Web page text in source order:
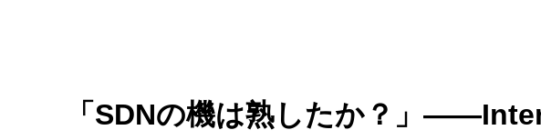
「SDNの機は熟したか？」